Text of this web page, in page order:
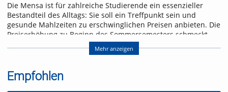
Die Mensa ist für zahlreiche Studierende ein essenzieller
Bestandteil des Alltags: Sie soll ein Treffpunkt sein und
gesunde Mahlzeiten zu erschwinglichen Preisen anbieten. Die
Preiserhöhung zu Beginn des Sommersemesters schmeckt
jedoch nicht jeder und jedem.
Instagram-Post des Freiburger Studierendenwerks vom
20.4.2026 liegt der tatsächliche Preis für ein Mensa-Essen bei
Mehr anzeigen
Empfohlen